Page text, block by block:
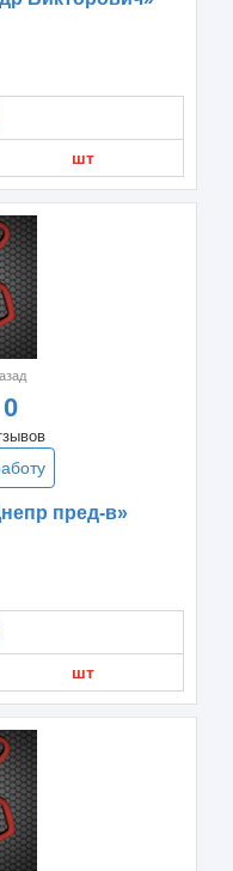
шт
0
пред-в»
шт